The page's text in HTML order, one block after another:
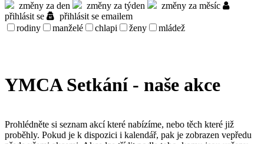
změny za den změny za týden
změny za měsíc
přihlásit se
přihlásit se emailem
rodiny
manželé chlapi ženy mládež
YMCA Setkání - naše akce
Prohlédněte si seznam akcí které nabízíme, nebo těch které již
proběhly. Pokud je k dispozici i kalendář, pak je zobrazen vepředu